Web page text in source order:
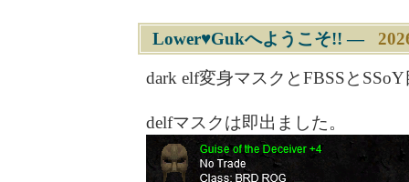
Lower♥Gukへようこそ!! ―
dark elf変身マスクとFBSSと
delfマスクは即出ました。